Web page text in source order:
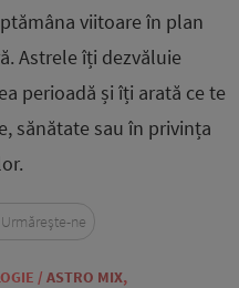
viitoare în plan
Astrele îți dezvăluie
perioadă și îți arată ce te
sănătate sau în privința
/ ASTRO MIX,
Urmărește-ne